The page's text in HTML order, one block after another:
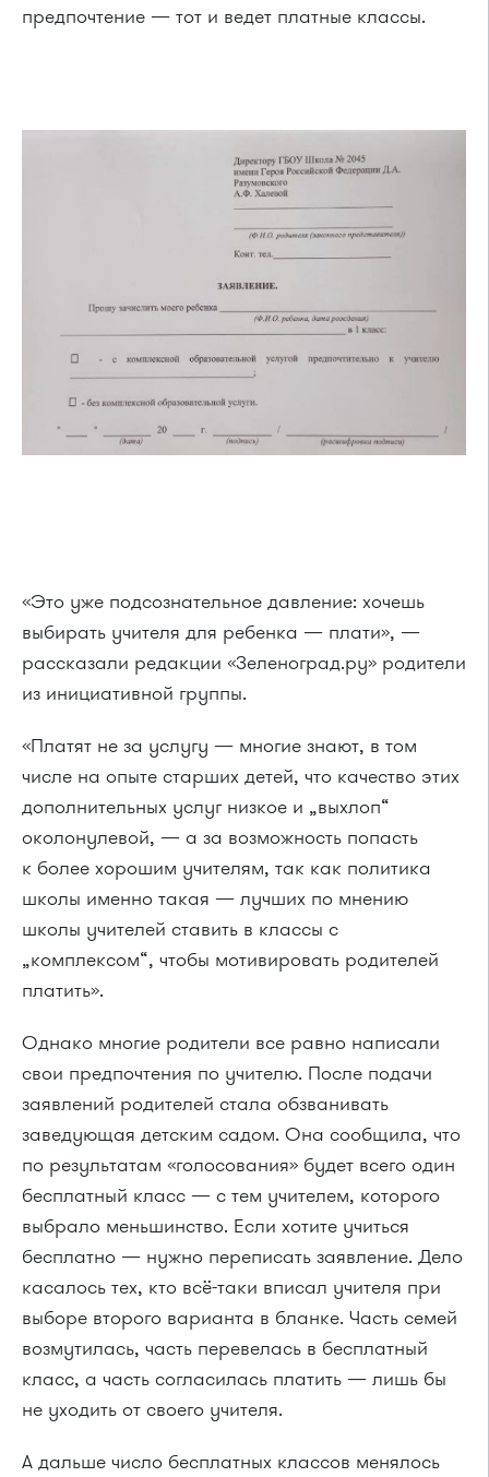
предпочтение — тот и ведет платные классы.
«Это уже подсознательное давление: хочешь
выбирать учителя для ребенка — плати», —
рассказали редакции «Зеленоград.ру» родители
из инициативной группы.
«Платят не за услугу — многие знают, в том
числе на опыте старших детей, что качество этих
дополнительных услуг низкое и „выхлоп“
околонулевой, — а за возможность попасть
к более хорошим учителям, так как политика
школы именно такая — лучших по мнению
школы учителей ставить в классы с
„комплексом“, чтобы мотивировать родителей
платить».
Однако многие родители все равно написали
свои предпочтения по учителю. После подачи
заявлений родителей стала обзванивать
заведующая детским садом. Она сообщила, что
по результатам «голосования» будет всего один
бесплатный класс — с тем учителем, которого
выбрало меньшинство. Если хотите учиться
бесплатно — нужно переписать заявление. Дело
касалось тех, кто всё-таки вписал учителя при
выборе второго варианта в бланке. Часть семей
возмутилась, часть перевелась в бесплатный
класс, а часть согласилась платить — лишь бы
не уходить от своего учителя.
А дальше число бесплатных классов менялось